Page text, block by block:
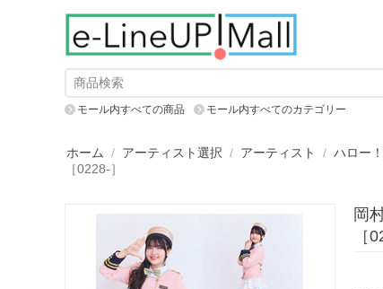
モール内すべての商品 モール内すべてのカテゴリー
ホーム / アーティスト選択 / アーティスト / ハロー
［0228-］
岡
［